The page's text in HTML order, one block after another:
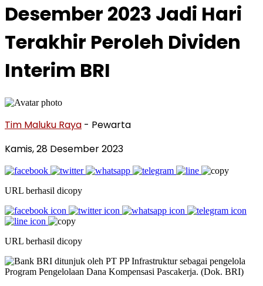
Desember 2023 Jadi Hari
Terakhir Peroleh Dividen
Interim BRI
Tim Maluku Raya - Pewarta
Kamis, 28 Desember 2023
URL berhasil dicopy
URL berhasil dicopy